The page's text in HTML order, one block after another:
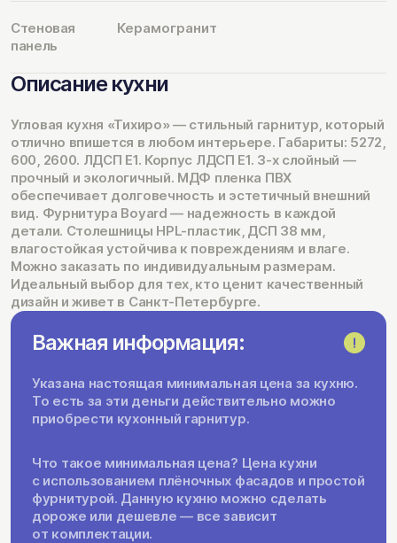
Стеновая
панель
Керамогранит
Описание кухни
Угловая кухня «Тихиро» — стильный гарнитур, который
отлично впишется в любом интерьере. Габариты: 5272,
600, 2600. ЛДСП Е1. Корпус ЛДСП Е1. 3-х слойный —
прочный и экологичный. МДФ пленка ПВХ
обеспечивает долговечность и эстетичный внешний
вид. Фурнитура Boyard — надежность в каждой
детали. Столешницы HPL-пластик, ДСП 38 мм,
влагостойкая устойчива к повреждениям и влаге.
Можно заказать по индивидуальным размерам.
Идеальный выбор для тех, кто ценит качественный
дизайн и живет в Санкт-Петербурге.
Важная информация:
Указана настоящая минимальная цена за кухню.
То есть за эти деньги действительно можно
приобрести кухонный гарнитур.
Что такое минимальная цена? Цена кухни
с использованием плёночных фасадов и простой
фурнитурой. Данную кухню можно сделать
дороже или дешевле — все зависит
от комплектации.